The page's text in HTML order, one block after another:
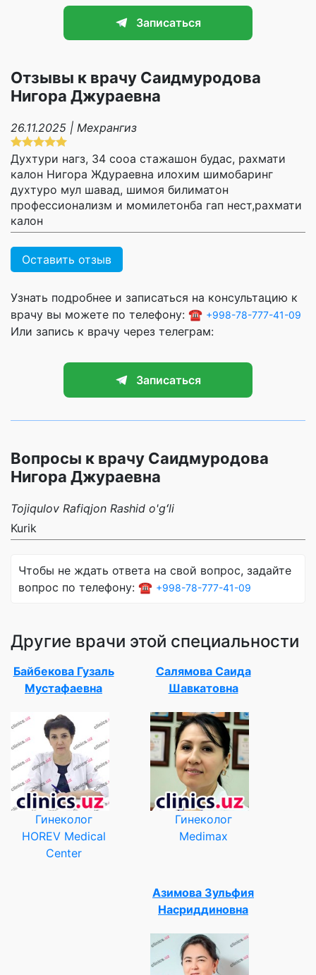
Записаться
Отзывы к врачу Саидмуродова
Нигора Джураевна
26.11.2025 | Мехрангиз
Духтури нагз, 34 сооа стажашон будас, рахмати
калон Нигора Ждураевна илохим шимобаринг
духтуро мул шавад, шимоя билиматон
профессионализм и момилетонба гап нест,рахмати
калон
Оставить отзыв
Узнать подробнее и записаться на консультацию к
врачу вы можете по телефону: ☎️ +998-78-777-41-09
Или запись к врачу через телеграм:
Записаться
Вопросы к врачу Саидмуродова
Нигора Джураевна
Tojiqulov Rafiqjon Rashid o'gʻli
Kurik
Чтобы не ждать ответа на свой вопрос, задайте
вопрос по телефону: ☎️ +998-78-777-41-09
Другие врачи этой специальности
Байбекова Гузаль
Мустафаевна
Гинеколог
HOREV Medical
Center
Салямова Саида
Шавкатовна
Гинеколог
Medimax
Азимова Зульфия
Насриддиновна